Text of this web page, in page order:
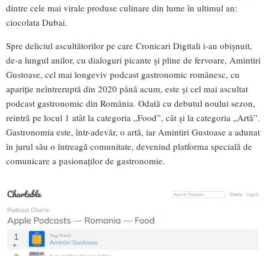
dintre cele mai virale produse culinare din lume în ultimul an:
ciocolata Dubai.
Spre deliciul ascultătorilor pe care Cronicari Digitali i-au obișnuit,
de-a lungul anilor, cu dialoguri picante și pline de fervoare, Amintiri
Gustoase, cel mai longeviv podcast gastronomic românesc, cu
apariție neîntreruptă din 2020 până acum, este și cel mai ascultat
podcast gastronomic din România. Odată cu debutul noului sezon,
reintră pe locul 1 atât la categoria „Food”, cât și la categoria „Artă”.
Gastronomia este, într-adevăr, o artă, iar Amintiri Gustoase a adunat
în jurul său o întreagă comunitate, devenind platforma specială de
comunicare a pasionaților de gastronomie.